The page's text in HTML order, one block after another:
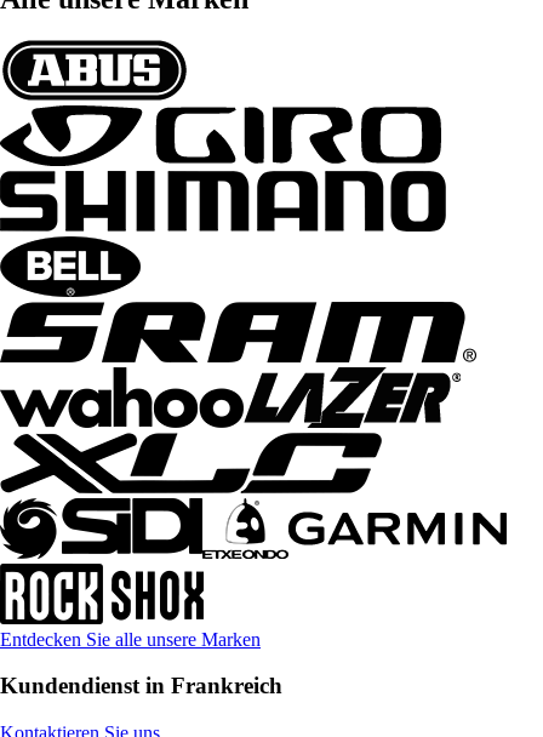
Entdecken Sie alle unsere Marken
Kundendienst in Frankreich
Kontaktieren Sie uns